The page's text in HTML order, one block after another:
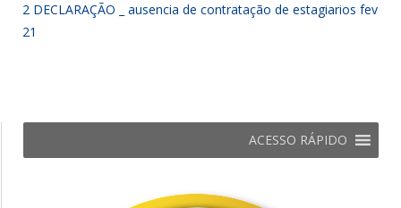
2 DECLARAÇÃO _ ausencia de contratação de estagiarios fev
21
ACESSO RÁPIDO